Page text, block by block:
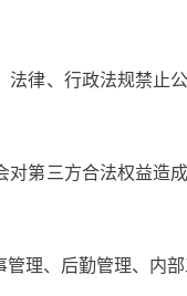
法律、行政法规禁
对第三方合法权益
理、后勤管理、内